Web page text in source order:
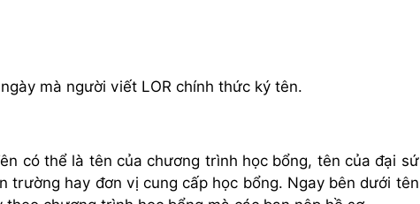
mà người viết LOR chính thức ký tên.
có thể là tên của chương trình học bổng, tên của đại sứ
trường hay đơn vị cung cấp học bổng. Ngay bên dưới tên